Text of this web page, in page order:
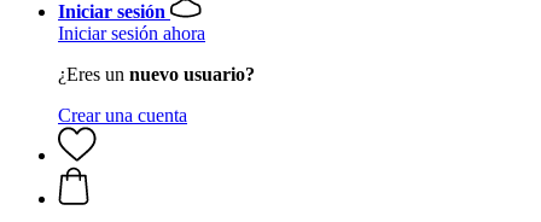
Iniciar sesión
Iniciar sesión ahora
¿Eres un nuevo usuario?
Crear una cuenta